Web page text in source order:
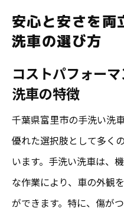
安心と安さを両
洗車の選び方
コストパフォー
洗車の特徴
千葉県富里市の手洗い洗
優れた選択肢として多く
います。手洗い洗車は、
な作業により、車の外観
ができます。特に、傷が